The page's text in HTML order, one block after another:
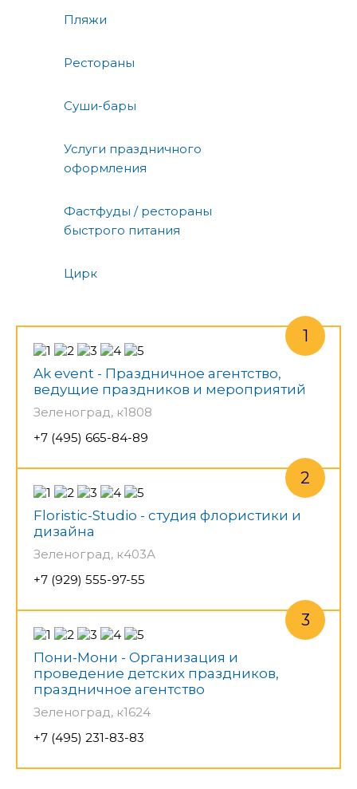
Пляжи
Рестораны
Суши-бары
Услуги праздничного
оформления
Фастфуды / рестораны
быстрого питания
Цирк
Ak event - Праздничное агентство,
ведущие праздников и мероприятий
Зеленоград, к1808
+7 (495) 665-84-89
Floristic-Studio - студия флористики и
дизайна
Зеленоград, к403А
+7 (929) 555-97-55
Пони-Мони - Организация и
проведение детских праздников,
праздничное агентство
Зеленоград, к1624
+7 (495) 231-83-83